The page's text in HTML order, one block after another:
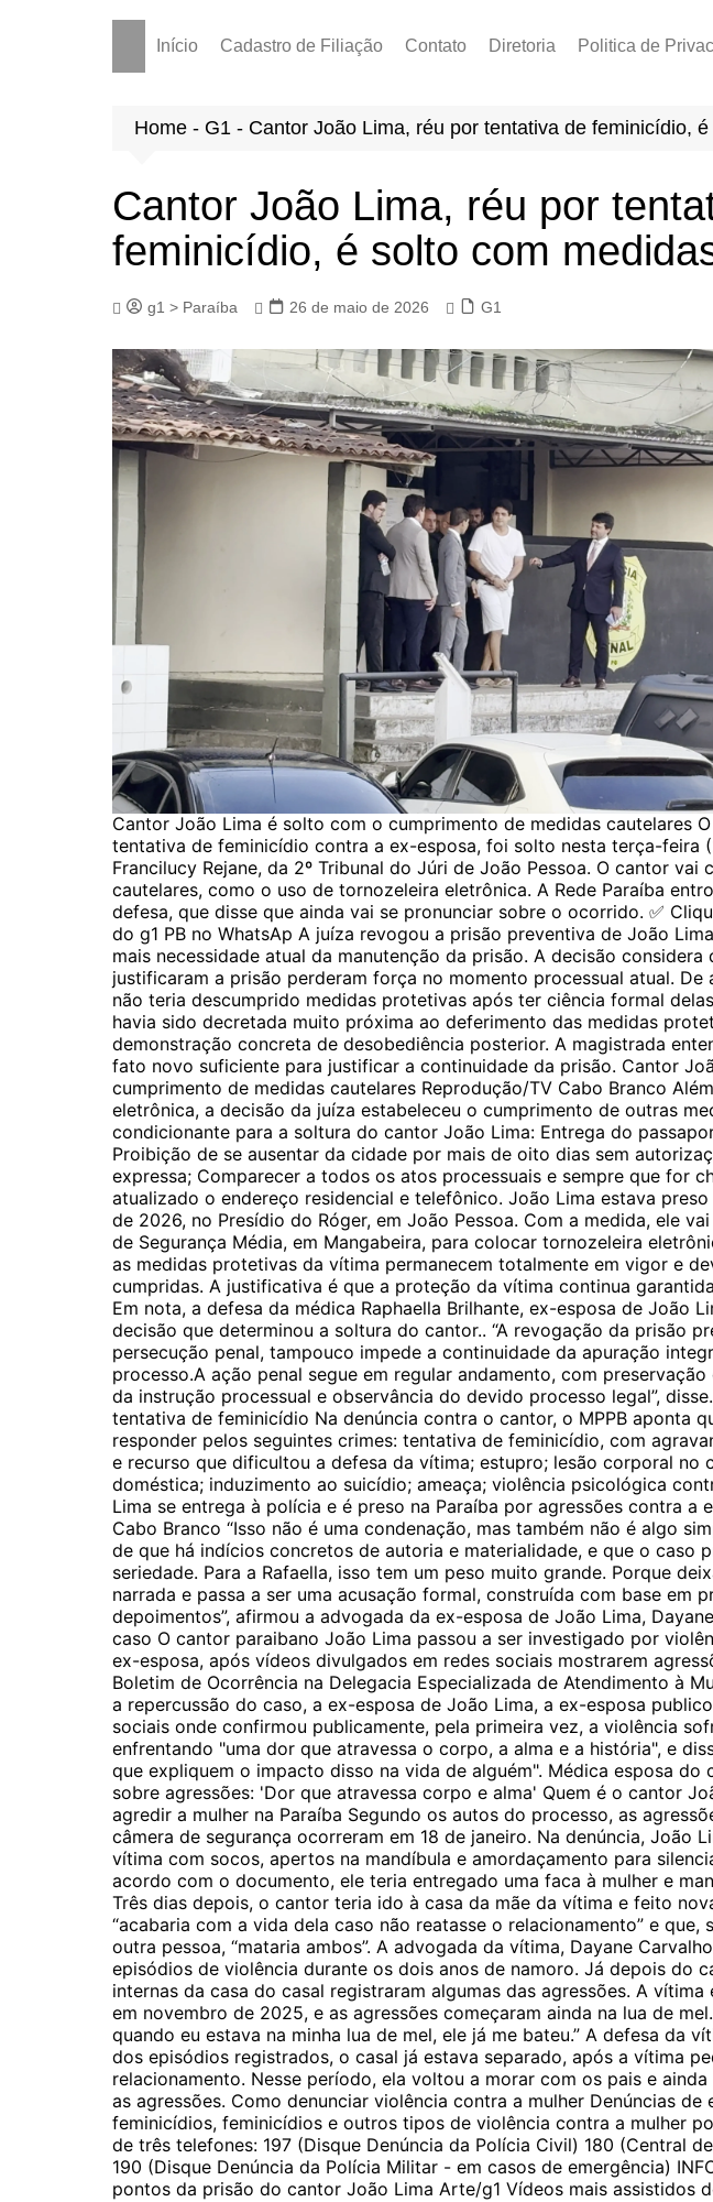
Início Cadastro de Filiação Contato Diretoria
PCCR 2022
Tabela de Venc. 2025
Politica de
Home - G1 - Cantor João Lima, réu por tentativa de feminicídio,
Cantor João Lima, réu por
feminicídio, é solto com
g1 > Paraíba 26 de maio de 2026 G1
Cantor João Lima é solto com o cumprimento de medidas cautelares
tentativa de feminicídio contra a ex-esposa, foi solto nesta terça-feira
Francilucy Rejane, da 2º Tribunal do Júri de João Pessoa. O cantor vai
cautelares, como o uso de tornozeleira eletrônica. A Rede Paraíba
defesa, que disse que ainda vai se pronunciar sobre o ocorrido. ✅
do g1 PB no WhatsAp A juíza revogou a prisão preventiva de João
mais necessidade atual da manutenção da prisão. A decisão considera
justificaram a prisão perderam força no momento processual atual. De
não teria descumprido medidas protetivas após ter ciência formal
havia sido decretada muito próxima ao deferimento das medidas
demonstração concreta de desobediência posterior. A magistrada
fato novo suficiente para justificar a continuidade da prisão. Cantor
cumprimento de medidas cautelares Reprodução/TV Cabo Branco
eletrônica, a decisão da juíza estabeleceu o cumprimento de outras
condicionante para a soltura do cantor João Lima: Entrega do
Proibição de se ausentar da cidade por mais de oito dias sem
expressa; Comparecer a todos os atos processuais e sempre que for
atualizado o endereço residencial e telefônico. João Lima estava
de 2026, no Presídio do Róger, em João Pessoa. Com a medida, ele
de Segurança Média, em Mangabeira, para colocar tornozeleira
as medidas protetivas da vítima permanecem totalmente em vigor e
cumpridas. A justificativa é que a proteção da vítima continua
Em nota, a defesa da médica Raphaella Brilhante, ex-esposa de João
decisão que determinou a soltura do cantor.. “A revogação da prisão
persecução penal, tampouco impede a continuidade da apuração
processo.A ação penal segue em regular andamento, com
da instrução processual e observância do devido processo legal”,
tentativa de feminicídio Na denúncia contra o cantor, o MPPB aponta
responder pelos seguintes crimes: tentativa de feminicídio, com
e recurso que dificultou a defesa da vítima; estupro; lesão corporal no
doméstica; induzimento ao suicídio; ameaça; violência psicológica
Lima se entrega à polícia e é preso na Paraíba por agressões contra a
Cabo Branco “Isso não é uma condenação, mas também não é algo
de que há indícios concretos de autoria e materialidade, e que o caso
seriedade. Para a Rafaella, isso tem um peso muito grande. Porque
narrada e passa a ser uma acusação formal, construída com base em
depoimentos”, afirmou a advogada da ex-esposa de João Lima,
caso O cantor paraibano João Lima passou a ser investigado por
ex-esposa, após vídeos divulgados em redes sociais mostrarem
Boletim de Ocorrência na Delegacia Especializada de Atendimento à
a repercussão do caso, a ex-esposa de João Lima, a ex-esposa
sociais onde confirmou publicamente, pela primeira vez, a violência
enfrentando "uma dor que atravessa o corpo, a alma e a história", e
que expliquem o impacto disso na vida de alguém". Médica esposa do
sobre agressões: 'Dor que atravessa corpo e alma' Quem é o cantor
agredir a mulher na Paraíba Segundo os autos do processo, as
câmera de segurança ocorreram em 18 de janeiro. Na denúncia, João
vítima com socos, apertos na mandíbula e amordaçamento para
acordo com o documento, ele teria entregado uma faca à mulher e
Três dias depois, o cantor teria ido à casa da mãe da vítima e feito
“acabaria com a vida dela caso não reatasse o relacionamento” e que,
outra pessoa, “mataria ambos”. A advogada da vítima, Dayane
episódios de violência durante os dois anos de namoro. Já depois do
internas da casa do casal registraram algumas das agressões. A vítima
em novembro de 2025, e as agressões começaram ainda na lua de
quando eu estava na minha lua de mel, ele já me bateu.” A defesa da
dos episódios registrados, o casal já estava separado, após a vítima
relacionamento. Nesse período, ela voltou a morar com os pais e
as agressões. Como denunciar violência contra a mulher Denúncias
feminicídios, feminicídios e outros tipos de violência contra a mulher
de três telefones: 197 (Disque Denúncia da Polícia Civil) 180 (Central
190 (Disque Denúncia da Polícia Militar - em casos de emergência)
pontos da prisão do cantor João Lima Arte/g1 Vídeos mais assistidos